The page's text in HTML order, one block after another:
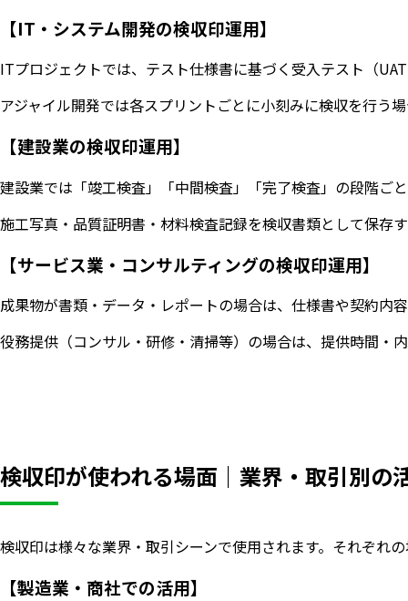
【IT・システム開発の検収印運用】
ITプロジェクトでは、テスト仕様書に基づく受入テスト（
アジャイル開発では各スプリントごとに小刻みに検収を行う
【建設業の検収印運用】
建設業では「竣工検査」「中間検査」「完了検査」の段階ご
施工写真・品質証明書・材料検査記録を検収書類として保存
【サービス業・コンサルティングの検収印運用】
成果物が書類・データ・レポートの場合は、仕様書や契約内
役務提供（コンサル・研修・清掃等）の場合は、提供時間・
検収印が使われる場面｜業界・取引別の
検収印は様々な業界・取引シーンで使用されます。それぞれ
【製造業・商社での活用】